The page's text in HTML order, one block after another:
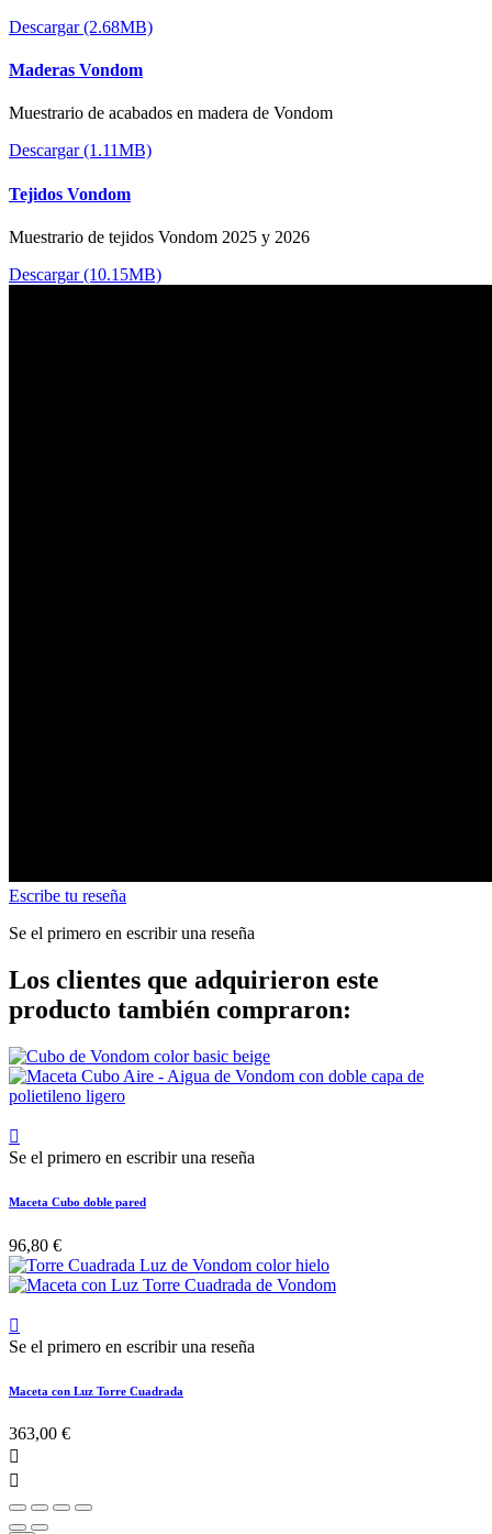
Descargar (2.68MB)
Maderas Vondom
Muestrario de acabados en madera de Vondom
Descargar (1.11MB)
Tejidos Vondom
Muestrario de tejidos Vondom 2025 y 2026
Descargar (10.15MB)
Escribe tu reseña
Se el primero en escribir una reseña
Los clientes que adquirieron este
producto también compraron:

Se el primero en escribir una reseña
Maceta Cubo doble pared
96,80 €

Se el primero en escribir una reseña
Maceta con Luz Torre Cuadrada
363,00 €

